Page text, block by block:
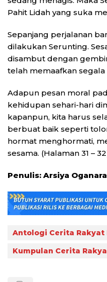
Pahit Lidah yang suka
Sepanjang perjalanan
dilakukan Serunting.
disambut dengan
telah memaafkan
Adapun pesan moral
kehidupan sehari-hari
kapanpun, kita harus
berbuat baik seperti
hormat menghormati,
sesama. (Halaman 31 –
Penulis: Arsiya
Antologi Cerita Rakyat
Kumpulan Cerita